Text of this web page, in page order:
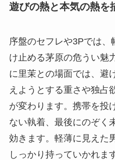
遊びの熱と本気の熱を
序盤のセフレや3Pでは
け止める茅原の危うい魅
に里茉との場面では、避
えようとする重さや独占
が変わります。携帯を投
ない執着、最後にのぞく
効きます。軽薄に見えた
しっかり持っていかれま